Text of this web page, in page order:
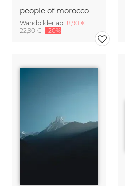
people of morocco
Wandbilder ab 18,90 €
22,90 € -20%